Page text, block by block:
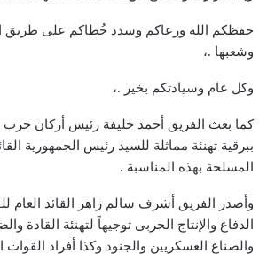
حفظكم الله ورعاكم وسدد خُطاكم على طريق
وشعبها .،
وكل عام وسيادتكم بخير .،
كما بعث الفريق أحمد خليفة رئيس أركان حرب
ببرقية تهنئة مماثلة للسيد رئيس الجمهورية
المسلحة بهذه المناسبة .
وأصدر الفريق أشرف سالم زاهر القائد العام
الدفاع والإنتاج الحربى توجيهاً لتهنئة
والصناع العسكريين والجنود وكذا أفراد